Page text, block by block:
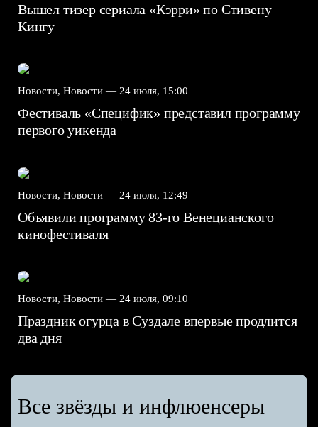
Вышел тизер сериала «Кэрри» по Стивену
Кингу
Новости, Новости — 24 июля, 15:00
Фестиваль «Специфик» представил программу
первого уикенда
Новости, Новости — 24 июля, 12:49
Объявили программу 83-го Венецианского
кинофестиваля
Новости, Новости — 24 июля, 09:10
Праздник огурца в Суздале впервые продлится
два дня
Все звёзды и инфлюенсеры